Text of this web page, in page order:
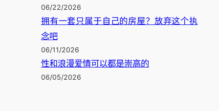
06/22/2026
拥有一套只属于自己的房屋？放弃这个执
念吧
06/11/2026
性和浪漫爱情可以都是崇高的
06/05/2026